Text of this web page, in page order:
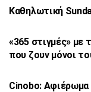
Καθηλωτική
«365 στιγμές» με
που ζουν μόνοι
Cinobo: